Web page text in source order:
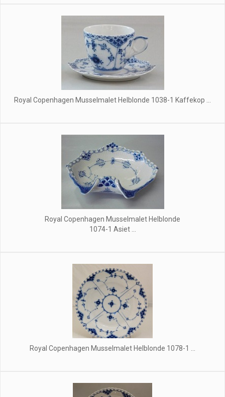
Royal Copenhagen Musselmalet Helblonde 1038-1 Kaffekop ...
Royal Copenhagen Musselmalet Helblonde
1074-1 Asiet ...
Royal Copenhagen Musselmalet Helblonde 1078-1 ...